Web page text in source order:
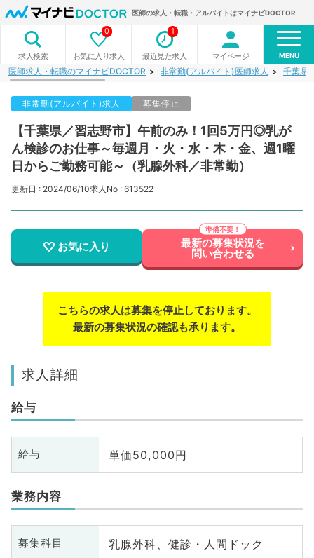
医師の求人・転職・アルバイトはマイナビDOCTOR
求人検索 お気に入り求人
0
最近見た求人
1
マイページ MENU
医師求人・転職のマイナビDOCTOR 非常勤(アルバイト)医師求人 千葉県
非常勤(アルバイト)求人 募集停止
【千葉県／習志野市】午前のみ！1回5万円◎乳が
ん検診のお仕事～毎週月・火・水・木・金、週1曜
日からご勤務可能～（乳腺外科／非常勤）
更新日 : 2024/06/10求人No : 613522
お気に入り 最新の募集状況を
問い合わせる
こちらの求人は募集を停止しております。
最新の募集状況の確認も承ります。
求人詳細
給与
給与 単価50,000円
業務内容
募集科目 乳腺外科、健診・人間ドック